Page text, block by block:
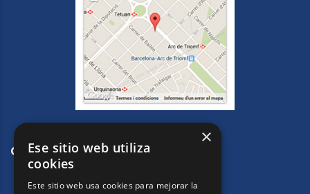
CONTACTE
×
Ese sitio web utiliza
cookies
Este sitio web usa cookies para mejorar la